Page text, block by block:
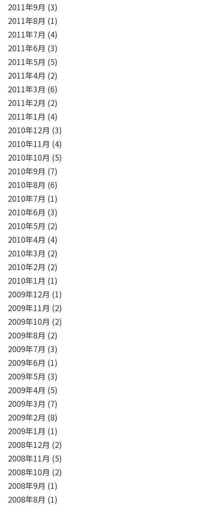
2011年9月 (3)
2011年8月 (1)
2011年7月 (4)
2011年6月 (3)
2011年5月 (5)
2011年4月 (2)
2011年3月 (6)
2011年2月 (2)
2011年1月 (4)
2010年12月 (3)
2010年11月 (4)
2010年10月 (5)
2010年9月 (7)
2010年8月 (6)
2010年7月 (1)
2010年6月 (3)
2010年5月 (2)
2010年4月 (4)
2010年3月 (2)
2010年2月 (2)
2010年1月 (1)
2009年12月 (1)
2009年11月 (2)
2009年10月 (2)
2009年8月 (2)
2009年7月 (3)
2009年6月 (1)
2009年5月 (3)
2009年4月 (5)
2009年3月 (7)
2009年2月 (8)
2009年1月 (1)
2008年12月 (2)
2008年11月 (5)
2008年10月 (2)
2008年9月 (1)
2008年8月 (1)